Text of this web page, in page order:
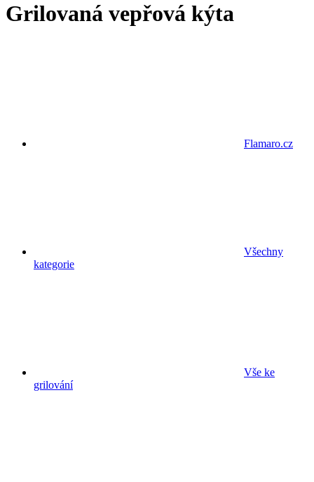
Grilovaná vepřová kýta
Flamaro.cz
Všechny
kategorie
Vše ke
grilování